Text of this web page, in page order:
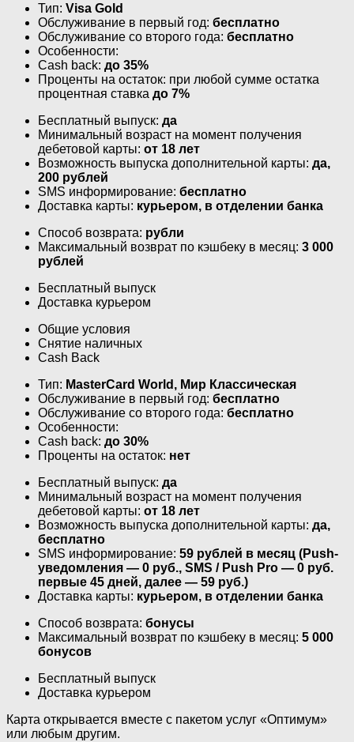
Тип: Visa Gold
Обслуживание в первый год: бесплатно
Обслуживание со второго года: бесплатно
Особенности:
Cash back: до 35%
Проценты на остаток: при любой сумме остатка
процентная ставка до 7%
Бесплатный выпуск: да
Минимальный возраст на момент получения
дебетовой карты: от 18 лет
Возможность выпуска дополнительной карты: да,
200 рублей
SMS информирование: бесплатно
Доставка карты: курьером, в отделении банка
Способ возврата: рубли
Максимальный возврат по кэшбеку в месяц: 3 000
рублей
Бесплатный выпуск
Доставка курьером
Общие условия
Снятие наличных
Cash Back
Тип: MasterСard World, Мир Классическая
Обслуживание в первый год: бесплатно
Обслуживание со второго года: бесплатно
Особенности:
Cash back: до 30%
Проценты на остаток: нет
Бесплатный выпуск: да
Минимальный возраст на момент получения
дебетовой карты: от 18 лет
Возможность выпуска дополнительной карты: да,
бесплатно
SMS информирование: 59 рублей в месяц (Push-
уведомления — 0 руб., SMS / Push Pro — 0 руб.
первые 45 дней, далее — 59 руб.)
Доставка карты: курьером, в отделении банка
Способ возврата: бонусы
Максимальный возврат по кэшбеку в месяц: 5 000
бонусов
Бесплатный выпуск
Доставка курьером
Карта открывается вместе с пакетом услуг «Оптимум»
или любым другим.